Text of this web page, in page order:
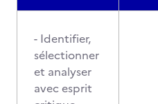
- Identifier,
sélectionner
et analyser
avec esprit